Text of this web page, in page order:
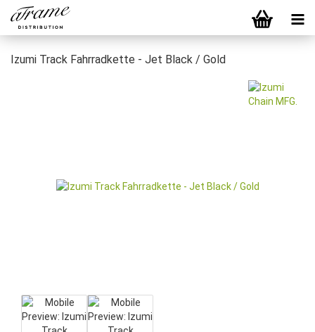
Izumi Track Fahrradkette - Jet Black / Gold